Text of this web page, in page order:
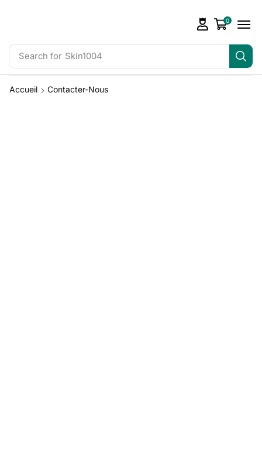
Search for Skin1004
0
Accueil Contacter-Nous